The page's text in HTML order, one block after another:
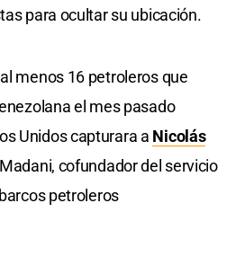
para ocultar su ubicación.
menos 16 petroleros que
el mes pasado
Unidos capturara a Nicolás
cofundador del servicio
petroleros